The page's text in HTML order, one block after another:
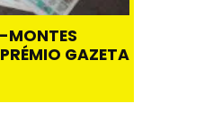
MONTES
GAZETA